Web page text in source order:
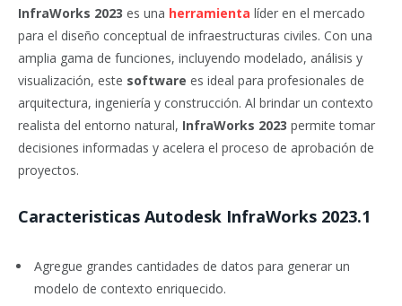
InfraWorks 2023 es una herramienta líder en el mercado
para el diseño conceptual de infraestructuras civiles. Con una
amplia gama de funciones, incluyendo modelado, análisis y
visualización, este software es ideal para profesionales de
arquitectura, ingeniería y construcción. Al brindar un contexto
realista del entorno natural, InfraWorks 2023 permite tomar
decisiones informadas y acelera el proceso de aprobación de
proyectos.
Caracteristicas Autodesk InfraWorks 2023.1
Agregue grandes cantidades de datos para generar un
modelo de contexto enriquecido.